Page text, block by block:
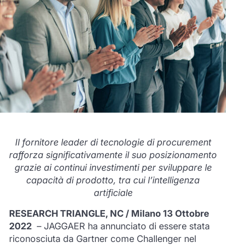
Il fornitore leader di tecnologie di procurement
rafforza significativamente il suo posizionamento
grazie ai continui investimenti per sviluppare le
capacità di prodotto, tra cui l’intelligenza
artificiale
RESEARCH TRIANGLE, NC / Milano 13 Ottobre
2022– JAGGAER ha annunciato di essere stata
riconosciuta da Gartner come Challenger nel